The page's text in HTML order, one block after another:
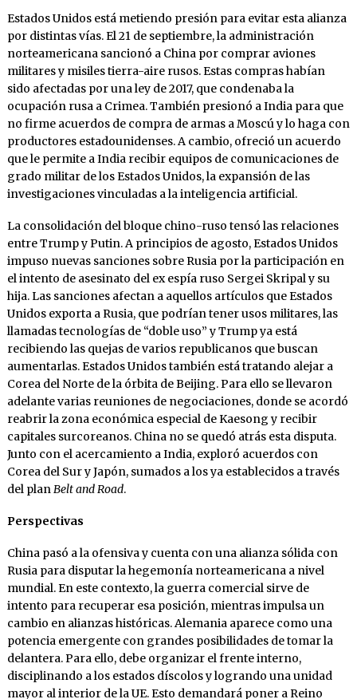
Estados Unidos está metiendo presión para evitar esta alianza
por distintas vías. El 21 de septiembre, la administración
norteamericana sancionó a China por comprar aviones
militares y misiles tierra-aire rusos. Estas compras habían
sido afectadas por una ley de 2017, que condenaba la
ocupación rusa a Crimea. También presionó a India para que
no firme acuerdos de compra de armas a Moscú y lo haga con
productores estadounidenses. A cambio, ofreció un acuerdo
que le permite a India recibir equipos de comunicaciones de
grado militar de los Estados Unidos, la expansión de las
investigaciones vinculadas a la inteligencia artificial.
La consolidación del bloque chino-ruso tensó las relaciones
entre Trump y Putin. A principios de agosto, Estados Unidos
impuso nuevas sanciones sobre Rusia por la participación en
el intento de asesinato del ex espía ruso Sergei Skripal y su
hija. Las sanciones afectan a aquellos artículos que Estados
Unidos exporta a Rusia, que podrían tener usos militares, las
llamadas tecnologías de “doble uso” y Trump ya está
recibiendo las quejas de varios republicanos que buscan
aumentarlas. Estados Unidos también está tratando alejar a
Corea del Norte de la órbita de Beijing. Para ello se llevaron
adelante varias reuniones de negociaciones, donde se acordó
reabrir la zona económica especial de Kaesong y recibir
capitales surcoreanos. China no se quedó atrás esta disputa.
Junto con el acercamiento a India, exploró acuerdos con
Corea del Sur y Japón, sumados a los ya establecidos a través
del planBelt and Road.
Perspectivas
China pasó a la ofensiva y cuenta con una alianza sólida con
Rusia para disputar la hegemonía norteamericana a nivel
mundial. En este contexto, la guerra comercial sirve de
intento para recuperar esa posición, mientras impulsa un
cambio en alianzas históricas. Alemania aparece como una
potencia emergente con grandes posibilidades de tomar la
delantera. Para ello, debe organizar el frente interno,
disciplinando a los estados díscolos y logrando una unidad
mayor al interior de la UE. Esto demandará poner a Reino